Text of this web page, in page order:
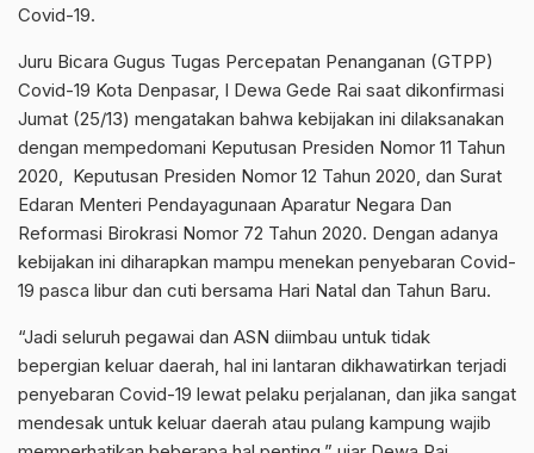
Covid-19.
Juru Bicara Gugus Tugas Percepatan Penanganan (GTPP)
Covid-19 Kota Denpasar, I Dewa Gede Rai saat dikonfirmasi
Jumat (25/13) mengatakan bahwa kebijakan ini dilaksanakan
dengan mempedomani Keputusan Presiden Nomor 11 Tahun
2020, Keputusan Presiden Nomor 12 Tahun 2020, dan Surat
Edaran Menteri Pendayagunaan Aparatur Negara Dan
Reformasi Birokrasi Nomor 72 Tahun 2020. Dengan adanya
kebijakan ini diharapkan mampu menekan penyebaran Covid-
19 pasca libur dan cuti bersama Hari Natal dan Tahun Baru.
“Jadi seluruh pegawai dan ASN diimbau untuk tidak
bepergian keluar daerah, hal ini lantaran dikhawatirkan terjadi
penyebaran Covid-19 lewat pelaku perjalanan, dan jika sangat
mendesak untuk keluar daerah atau pulang kampung wajib